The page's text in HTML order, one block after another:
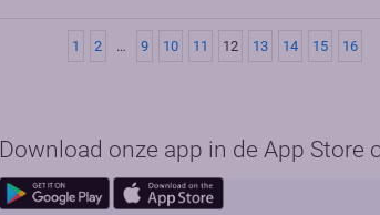
1 2 … 9 10 11 12 13 14 15 16
Download onze app in de App Store